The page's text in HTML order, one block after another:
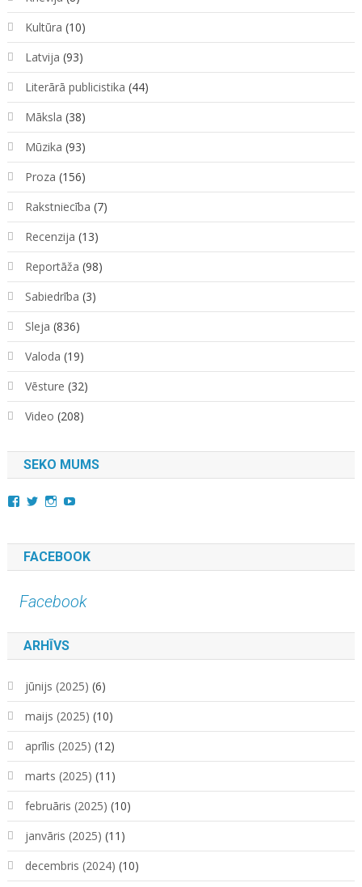
Kultūra (10)
Latvija (93)
Literārā publicistika (44)
Māksla (38)
Mūzika (93)
Proza (156)
Rakstniecība (7)
Recenzija (13)
Reportāža (98)
Sabiedrība (3)
Sleja (836)
Valoda (19)
Vēsture (32)
Video (208)
SEKO MUMS
View
Facebook
View
Twitter
View
Instagram
YouTube
FACEBOOK
Facebook
ARHĪVS
jūnijs (2025) (6)
maijs (2025) (10)
aprīlis (2025) (12)
marts (2025) (11)
februāris (2025) (10)
janvāris (2025) (11)
decembris (2024) (10)